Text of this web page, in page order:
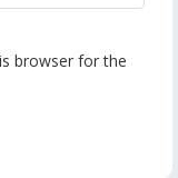
browser for the